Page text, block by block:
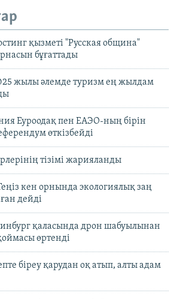
қызметі "Русская община"
бұғаттады
жылы әлемде туризм ең жылдам
Еуроодақ пен ЕАЭО-ның бірін
өткізбейді
тізімі жарияланды
кен орнында экологиялық заң
дейді
қаласында дрон шабуылынан
өртенді
біреу қарудан оқ атып, алты адам